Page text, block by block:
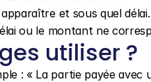
et sous quel délai.
ou le montant ne
utiliser ?
: « La partie payée